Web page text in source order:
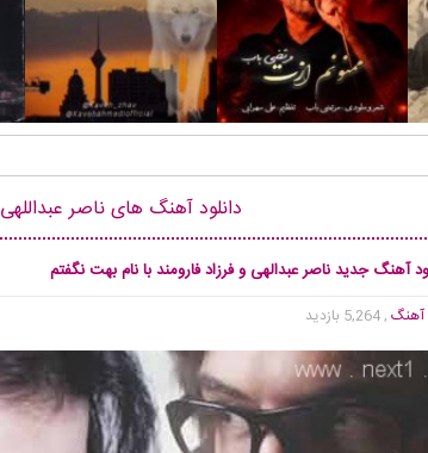
دانلود آهنگ های ناصر عبداللهی
آهنگ جدید ناصر عبدالهی و فرزاد فارومند با نام بهت نگفتم
, 5,264 بازدید